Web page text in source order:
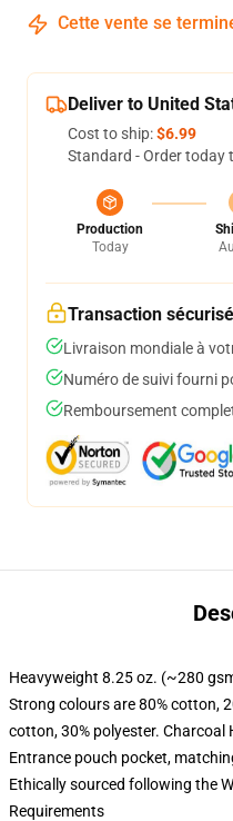
Cette vente se
Deliver to United
Cost to ship:$6.99
Standard - Order today
Production
Today
Transaction
Livraison mondiale à
Numéro de suivi fourni
Remboursement
Heavyweight 8.25 oz. (~280
Strong colours are 80% cotton,
cotton, 30% polyester. Charcoal
Entrance pouch pocket,
Ethically sourced following the
Requirements